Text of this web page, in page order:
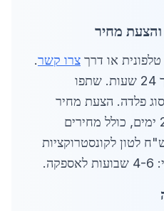
או דרך צרו קשר.
ספקים בחיפה מגיבים תוך 24 שעות. שתפו
פלדה. הצעת מחיר
מפורטת נשלחת תוך 2-3 ימים, כולל מחירים
לדוגמה, 5,000 ש"ח לטון לקונסטרוקציות